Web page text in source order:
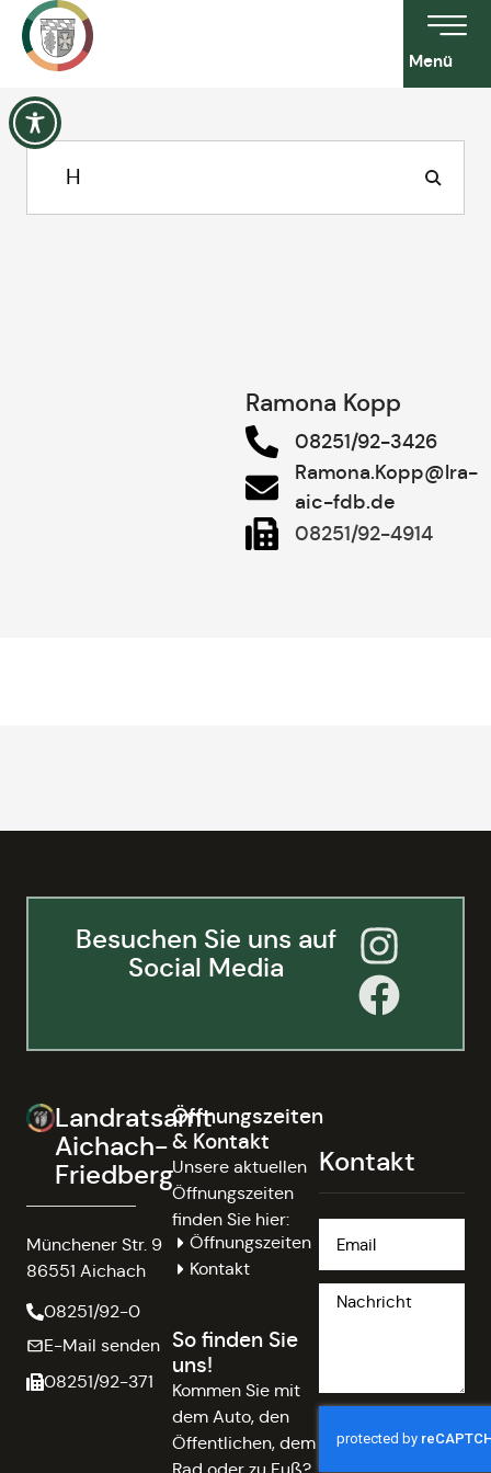
Menü
Ramona Kopp
08251/92-3426
Ramona.Kopp@lra-
aic-fdb.de
08251/92-4914
Besuchen Sie uns auf
Social Media
Landratsamt
Aichach-
Friedberg
Münchener Str. 9
86551 Aichach
08251/92-0
E-Mail senden
08251/92-371
Öffnungszeiten
& Kontakt
Unsere aktuellen
Öffnungszeiten
finden Sie hier:
Öffnungszeiten
Kontakt
So finden Sie
uns!
Kommen Sie mit
dem Auto, den
Öffentlichen, dem
Kontakt